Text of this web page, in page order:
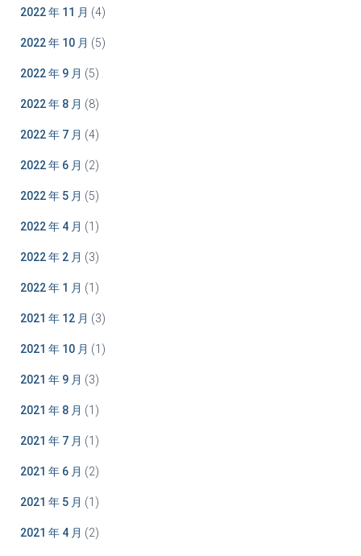
2022 年 11 月 (4)
2022 年 10 月 (5)
2022 年 9 月 (5)
2022 年 8 月 (8)
2022 年 7 月 (4)
2022 年 6 月 (2)
2022 年 5 月 (5)
2022 年 4 月 (1)
2022 年 2 月 (3)
2022 年 1 月 (1)
2021 年 12 月 (3)
2021 年 10 月 (1)
2021 年 9 月 (3)
2021 年 8 月 (1)
2021 年 7 月 (1)
2021 年 6 月 (2)
2021 年 5 月 (1)
2021 年 4 月 (2)